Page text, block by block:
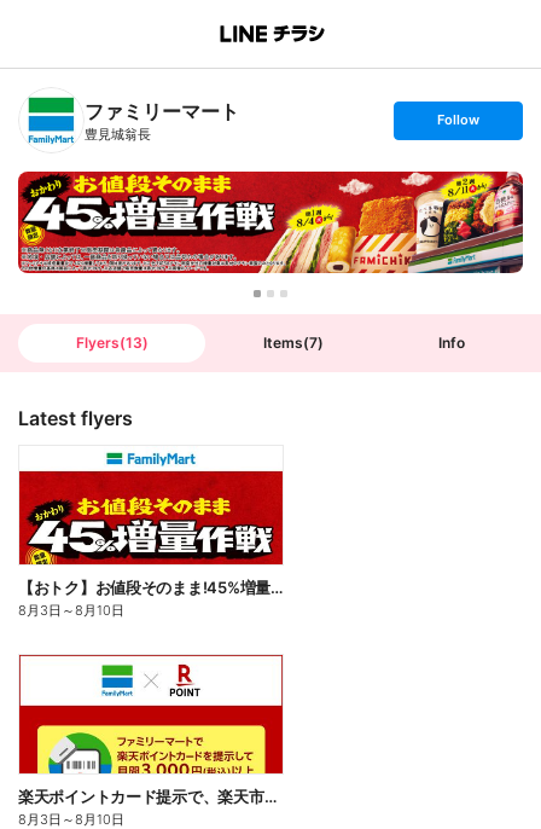
B
n
T
ファミリーマート
豊見城翁長
s
t
o
l
l
o
w
Follow
Flyers(13) Items(7) Info
Latest flyers
【おトク】お値段そのまま!45%増量作戦!
8月3日 ～8月10日
楽天ポイントカード提示で、楽天市場でのお買い物がおトクに!
8月3日 ～8月10日